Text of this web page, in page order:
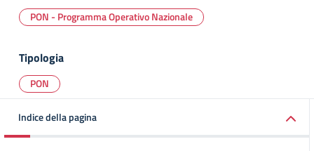
PON - Programma Operativo Nazionale
Tipologia
PON
Indice della pagina